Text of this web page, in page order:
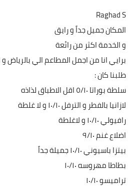
Raghad S
المكان جميل جداً و رايق
و الخدمة اكثر من رائعة
برايي انا من اجمل المطاعم الي بالرياض و
طلبنا كان :
سلطة بوراتا ٥/١٠ اقل الاطباق لذاذه
لازانيا بالفطر و الترفل ١٠/١٠ و لا غلطة
رافيولي ١٠/١٠ و لاغلطة
اضلاع غنم ٩/١٠
بيتزا باسيوني ١٠/١٠ جميلة جداً
بطاطا مهروسه ١٠/١٠
تراميسو ١٠/١٠